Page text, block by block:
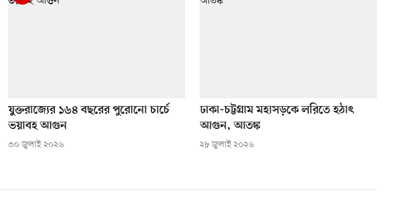
যুক্তরাজ্যের ১৬৪ বছরের পুরোনো চার্চে
ভয়াবহ আগুন
৩০ জুলাই ২০২৬
ঢাকা-চট্টগ্রাম মহাসড়কে লরিতে হঠাৎ
আগুন, আতঙ্ক
২৮ জুলাই ২০২৬